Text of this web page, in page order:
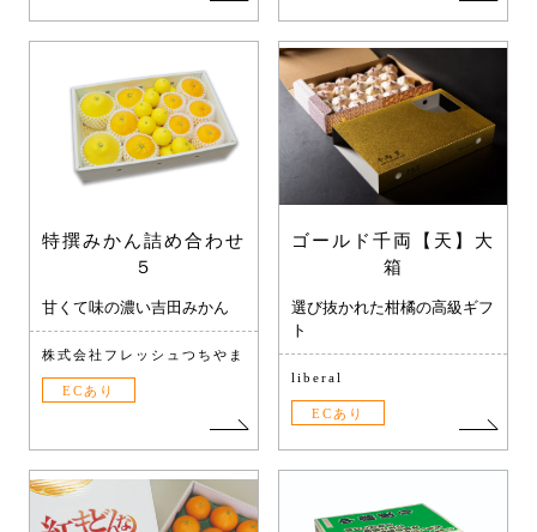
特撰みかん詰め合わせ
５
甘くて味の濃い吉田みかん
株式会社フレッシュつちやま
ECあり
ゴールド千両【天】大
箱
選び抜かれた柑橘の高級ギフ
ト
liberal
ECあり